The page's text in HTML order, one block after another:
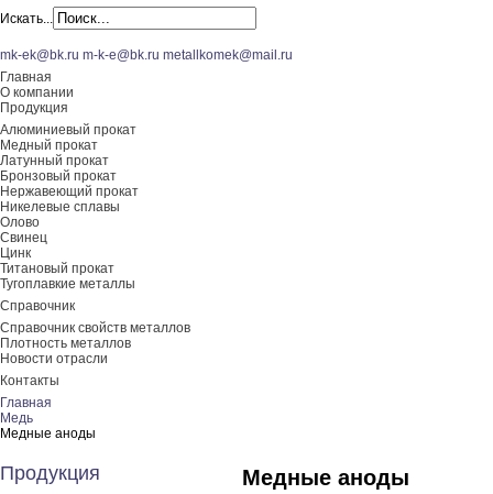
Искать...
mk-ek@bk.ru m-k-e@bk.ru metallkomek@mail.ru
Главная
О компании
Продукция
Алюминиевый прокат
Медный прокат
Латунный прокат
Бронзовый прокат
Нержавеющий прокат
Никелевые сплавы
Олово
Свинец
Цинк
Титановый прокат
Тугоплавкие металлы
Справочник
Справочник свойств металлов
Плотность металлов
Новости отрасли
Контакты
Главная
Медь
Медные аноды
Продукция Медные аноды